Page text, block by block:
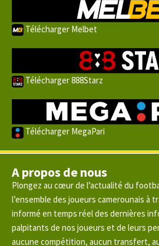
Télécharger Melbet
Télécharger 888Starz
Télécharger MegaPari
A propos de nous
Plongez au cœur de l’actualité du
l’ensemble des joueurs camerounais à
informé en temps réel des dernières
palpitants de nos joueurs et de leurs
aucune compétition, aucun transfert,